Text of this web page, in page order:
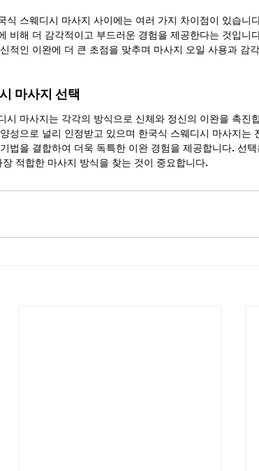
식 스웨디시 마사지 사이에는 여러 가지 차이점이 있습니
비해 더 감각적이고 부드러운 경험을 제공한다는 것입니
적인 이완에 더 큰 초점을 맞추며 마사지 오일 사용과 감
마사지 선택
시 마사지는 각각의 방식으로 신체와 정신의 이완을 촉진
성으로 널리 인정받고 있으며 한국식 스웨디시 마사지는
법을 결합하여 더욱 독특한 이완 경험을 제공합니다. 선
적합한 마사지 방식을 찾는 것이 중요합니다.